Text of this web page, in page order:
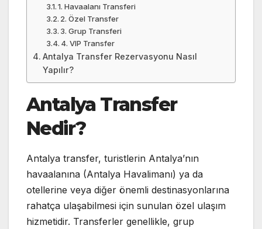
1. Havaalanı Transferi
2. Özel Transfer
3. Grup Transferi
4. VIP Transfer
Antalya Transfer Rezervasyonu Nasıl
Yapılır?
Antalya Transfer
Nedir?
Antalya transfer, turistlerin Antalya’nın
havaalanına (Antalya Havalimanı) ya da
otellerine veya diğer önemli destinasyonlarına
rahatça ulaşabilmesi için sunulan özel ulaşım
hizmetidir. Transferler genellikle, grup